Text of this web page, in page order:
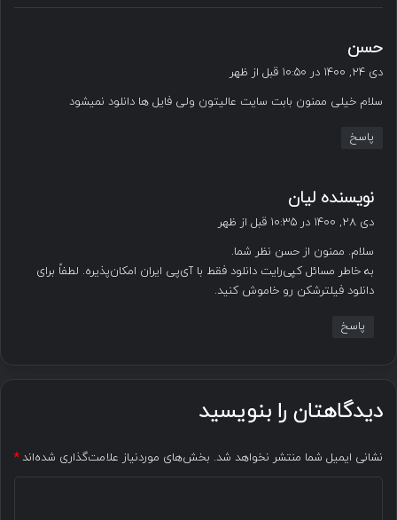
حسن
:
دی ۲۴, ۱۴۰۰ در ۱۰:۵۰ قبل از ظهر
سلام خیلی ممنون بابت سایت عالیتون ولی فایل ها دانلود نمیشود
پاسخ
نویسنده لیان
ف
:
دی ۲۸, ۱۴۰۰ در ۱۰:۳۵ قبل از ظهر
سلام. ممنون از حسن نظر شما.
به خاطر مسائل کپی‌رایت دانلود فقط با آی‌پی ایران امکان‌پذیره. لطفاً برای
دانلود فیلترشکن رو خاموش کنید.
پاسخ
دیدگاهتان را بنویسید
نشانی ایمیل شما منتشر نخواهد شد. بخش‌های موردنیاز علامت‌گذاری شده‌اند*